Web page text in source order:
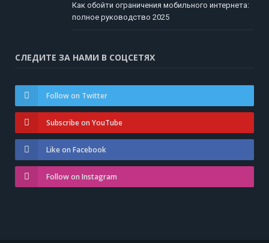
Как обойти ограничения мобильного интернета:
полное руководство 2025
СЛЕДИТЕ ЗА НАМИ В СОЦСЕТЯХ
Follow on Twitter
Subscribe on YouTube
Like on Facebook
Follow on Instagram